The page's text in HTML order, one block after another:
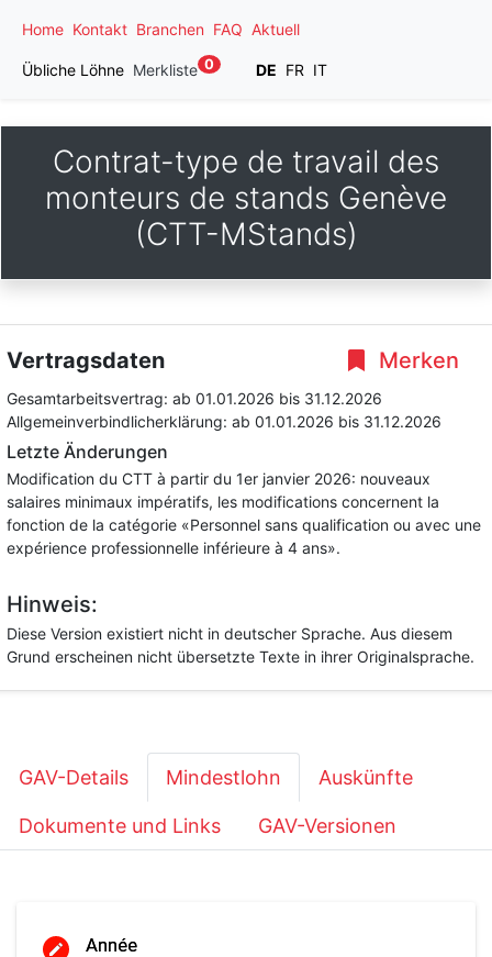
Home Kontakt Branchen FAQ Aktuell
Übliche Löhne Merkliste 0 DE FR IT
Contrat-type de travail des
monteurs de stands Genève
(CTT-MStands)
Merken
Vertragsdaten
Gesamtarbeitsvertrag: ab 01.01.2026 bis 31.12.2026
Allgemeinverbindlicherklärung: ab 01.01.2026 bis 31.12.2026
Letzte Änderungen
Modification du CTT à partir du 1er janvier 2026: nouveaux
salaires minimaux impératifs, les modifications concernent la
fonction de la catégorie «Personnel sans qualification ou avec une
expérience professionnelle inférieure à 4 ans».
Hinweis:
Diese Version existiert nicht in deutscher Sprache. Aus diesem
Grund erscheinen nicht übersetzte Texte in ihrer Originalsprache.
GAV-Details Mindestlohn Auskünfte
Dokumente und Links GAV-Versionen
Année